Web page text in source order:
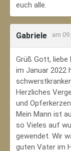
euch alle.
Gabriele am
Grüß Gott, liebe
im Januar 2022
Herzliches
und
Mein Mann ist
so Vieles auf
gewendet. Wir
guten Vater im